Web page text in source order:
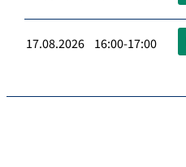
17.08.2026 16:00-17:00